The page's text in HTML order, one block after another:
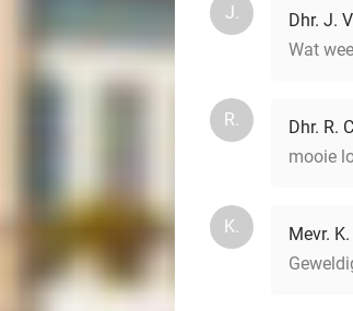
J.
Dhr. J.
Wat
R.
Dhr. R.
mooie
K.
Mevr.